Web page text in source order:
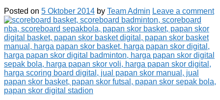
Posted on 5 Oktober 2014 by Team Admin Leave a comment